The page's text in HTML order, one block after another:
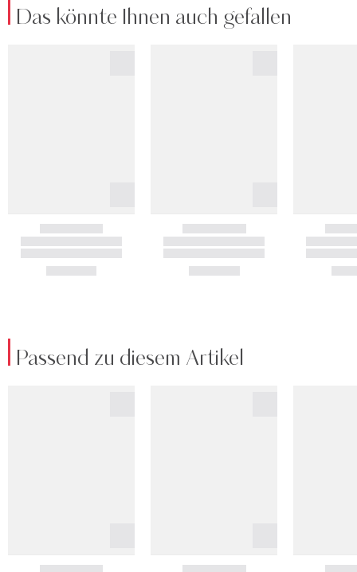
Das könnte Ihnen auch gefallen
Passend zu diesem Artikel